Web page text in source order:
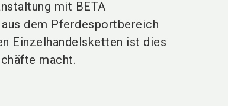
mit BETA
dem Pferdesportbereich
Einzelhandelsketten ist dies
macht.